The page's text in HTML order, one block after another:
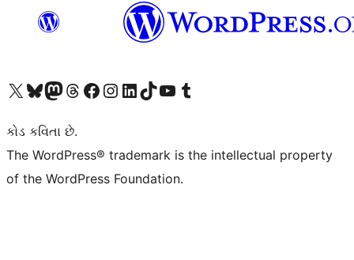
અમારા X (અગાઉ ટ્વિટર) એકાઉન્ટની મુલાકાત લોઅમારા Bluesky એકાઉન્ટની મુલાકાત લોઅમારા માસ્ટોડોન એકાઉન્ટની મુલાકાત લોઅમારા Threads એકાઉન્ટની મુલાકાત લો અમારા ફેસબુક પેજની મુલાકાત લોઅમારા ઇન્સ્ટાગ્રામ એકાઉન્ટની મુલાકાત લો અમારા LinkedIn એકાઉન્ટની મુલાકાત લોઅમારા TikTok એકાઉન્ટની મુલાકાત લોઅમારી YouTube ચેનલની મુલાકાત લો અમારા Tumblr એકાઉન્ટની મુલાકાત લો
કોડ કવિતા છે.
The WordPress® trademark is the intellectual property
of the WordPress Foundation.